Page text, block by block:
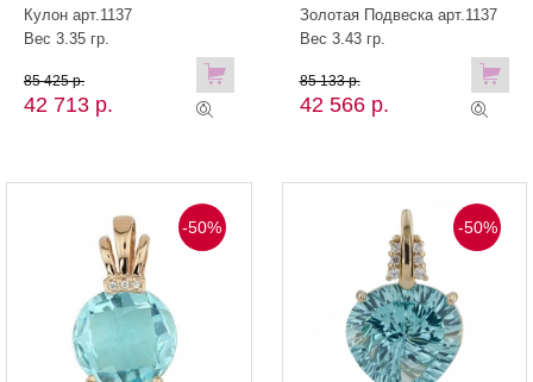
Кулон арт.1137
Вес 3.35 гр.
42 713 р.
85 425 р.
Золотая Подвеска арт.1137
Вес 3.43 гр.
42 566 р.
85 133 р.
-50% -50%